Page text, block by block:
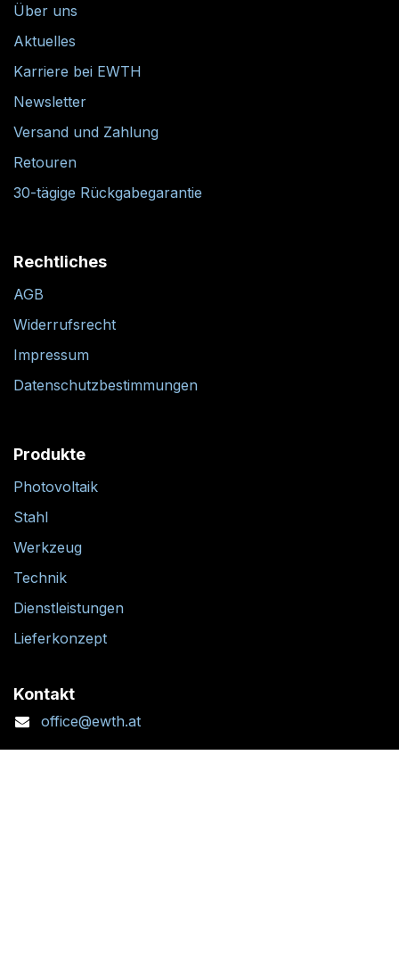
Über uns
Aktuelles
Karriere bei EWTH
Newsletter
Versand und Zahlung
Retouren
30-tägige Rückgabegarantie
Rechtliches
AGB
Widerrufsrecht
Impressum
Datenschutzbestimmungen
Produkte
Photovoltaik
Stahl
Werkzeug
Technik
Dienstleistungen
Lieferkonzept
Kontakt
office@ewth.at